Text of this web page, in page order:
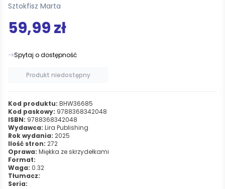
Sztokfisz Marta
59,99 zł
Spytaj o dostępność
Produkt niedostępny
Kod produktu: BHW36685
Kod paskowy: 9788368342048
ISBN: 9788368342048
Wydawca: Lira Publishing
Rok wydania: 2025
Ilość stron: 272
Oprawa: Miękka ze skrzydełkami
Format:
Waga: 0.32
Tłumacz:
Seria: